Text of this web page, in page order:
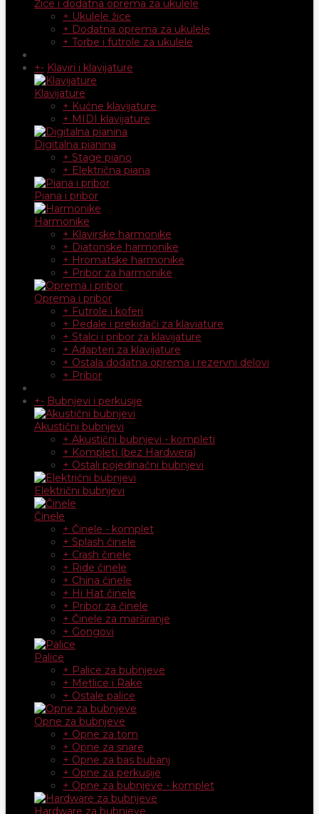
Žice i dodatna oprema za ukulele
+ Ukulele žice
+ Dodatna oprema za ukulele
+ Torbe i futrole za ukulele
+- Klaviri i klavijature
Klavijature
+ Kućne klavijature
+ MIDI klavijature
Digitalna pianina
+ Stage piano
+ Električna piana
Piana i pribor
Harmonike
+ Klavirske harmonike
+ Diatonske harmonike
+ Hromatske harmonike
+ Pribor za harmonike
Oprema i pribor
+ Futrole i koferi
+ Pedale i prekidači za klaviature
+ Stalci i pribor za klavijature
+ Adapteri za klavijature
+ Ostala dodatna oprema i rezervni delovi
+ Pribor
+- Bubnjevi i perkusije
Akustični bubnjevi
+ Akustični bubnjevi - kompleti
+ Kompleti (bez Hardwera)
+ Ostali pojedinačni bubnjevi
Električni bubnjevi
Činele
+ Činele - komplet
+ Splash činele
+ Crash činele
+ Ride činele
+ China činele
+ Hi Hat činele
+ Pribor za činele
+ Činele za marširanje
+ Gongovi
Palice
+ Palice za bubnjeve
+ Metlice i Rake
+ Ostale palice
Opne za bubnjeve
+ Opne za tom
+ Opne za snare
+ Opne za bas bubanj
+ Opne za perkusije
+ Opne za bubnjeve - komplet
Hardware za bubnjeve